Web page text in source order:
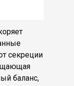
секреции
баланс,